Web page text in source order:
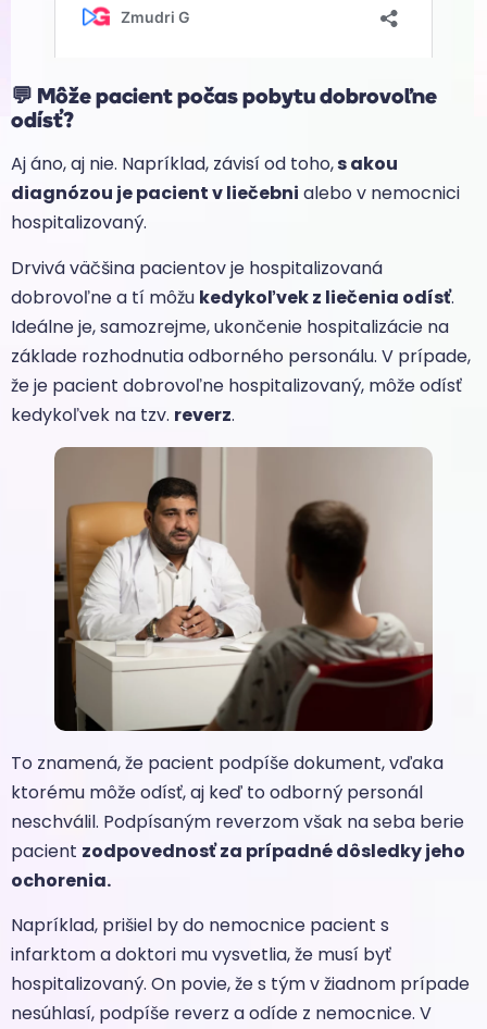
💬 Môže pacient počas pobytu dobrovoľne
odísť?
Aj áno, aj nie. Napríklad, závisí od toho,s akou
diagnózou je pacient v liečebni alebo v nemocnici
hospitalizovaný.
Drvivá väčšina pacientov je hospitalizovaná
dobrovoľne a tí môžu kedykoľvek z liečenia odísť.
Ideálne je, samozrejme, ukončenie hospitalizácie na
základe rozhodnutia odborného personálu. V prípade,
že je pacient dobrovoľne hospitalizovaný, môže odísť
kedykoľvek na tzv. reverz.
To znamená, že pacient podpíše dokument, vďaka
ktorému môže odísť, aj keď to odborný personál
neschválil. Podpísaným reverzom však na seba berie
pacient zodpovednosť za prípadné dôsledky jeho
ochorenia.
Napríklad, prišiel by do nemocnice pacient s
infarktom a doktori mu vysvetlia, že musí byť
hospitalizovaný. On povie, že s tým v žiadnom prípade
nesúhlasí, podpíše reverz a odíde z nemocnice. V